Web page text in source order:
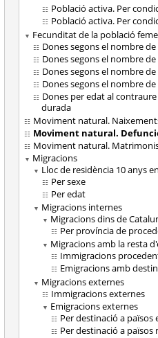
Població activa. Per
Població activa. Per
Fecunditat de la població
Dones segons el nombre
Dones segons el nombre
Dones segons el nombre
Dones segons el nombre
Dones per edat al
durada
Moviment natural.
Moviment natural.
Moviment natural.
Migracions
Lloc de residència 10 anys
Per sexe
Per edat
Migracions internes
Migracions dins de
Per província de
Migracions amb la resta
Immigracions
Emigracions amb
Migracions externes
Immigracions externes
Emigracions externes
Per destinació a països
Per destinació a països